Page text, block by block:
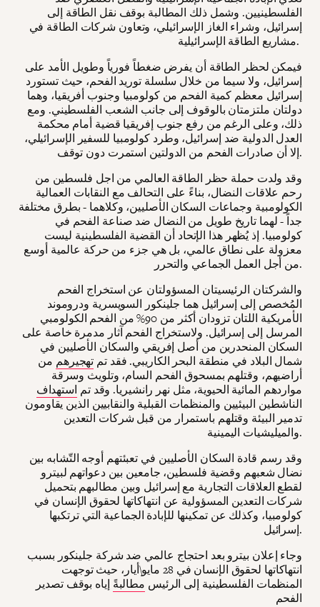
الفلسطينيين. وشمل ذلك المطالبة بوقف نقل الطاقة إلى
إسرائيل، وشراء الغاز الإسرائيلي، وتعاون شركات الطاقة في
مشاريع الطاقة الإسرائيلية.
فيمكن لحظر الطاقة أن يفرض ضغطاً فورياً وطويل الأمد على
إسرائيل، ولا سيما من خلال سلسلة توريد الفحم، حيث تستورد
إسرائيل معظم كمية الفحم من كولومبيا وجنوب أفريقيا، وهما
دولتان ملتزمتان بالوقوف إلى جانب الشعب الفلسطيني. ومع
ذلك، وعلى الرغم من رفع جنوب إفريقيا قضية أمام محكمة
العدل الدولية ضد إسرائيل، وطرد كولومبيا للسفير الإسرائيلي،
إلا أن صادرات الفحم من الدولتين استمرت دون توقف.
وقد ولدت حملة حظر الطاقة العالمي من اجل فلسطين من
رحم علاقات النضال، بناءً على التحالف مع النقابات العمالية
الكولومبية وجماعات السكان الأصليين، وكلاهما - بطرق مختلفة
جداً - لهما تاريخ طويل من النضال ضد صناعة الفحم في
كولومبيا. إذ يُظهر هذا الإتحاد أن القضية الفلسطينية ليست
معزولة على نطاق عالمي، بل هي جزء من حركة عالمية أوسع
من أجل العمل الجماعي والتحرر.
والشركتان الرئيسيتان المسؤولتان عن استخراج الفحم
المُخصص إلى إسرائيل هما جلينكور السويسرية ودروموند
الأمريكية اللتان تزودان أكثر من 90% من الفحم الكولومبي
المرسل إلى إسرائيل. ولاستخراج الفحم آثار مدمرة خاصة على
السكان المنحدرين من أصل إفريقي والسكان الأصليين في
شمال البلاد في منطقة البحر الكاريبي. فقد تم تهجيرهم من
أراضيهم، وقتلهم بمسحوق الفحم السام، وتلويث وسرقة
مواردهم المائية الحيوية، مثل نهر رانشيريا. وقد تم استهداف
الناشطين البيئيين والمنظمات القبلية والنقابيين الذين يقاومون
تدمير البيئة وقتلهم باستمرار من قبل شركات التعدين
والميليشيات اليمينية.
نضال شعبهم وقضية فلسطين، جامعين بين دعواتهم لبيترو
لقطع العلاقات التجارية مع إسرائيل وبين مطالبهم بتحميل
شركات التعدين المسؤولية عن انتهاكاتها لحقوق الإنسان في
كولومبيا، وكذلك عن تمكينها للإبادة الجماعية التي ترتكبها
إسرائيل.
وجاء إعلان بيترو بعد احتجاج عالمي ضد شركة جلينكور بسبب
انتهاكاتها لحقوق الإنسان في 28 مايو\أيار، حيث توجهت
المنظمات الفلسطينية إلى الرئيس مطالبةً إياه بوقف تصدير
الفحم